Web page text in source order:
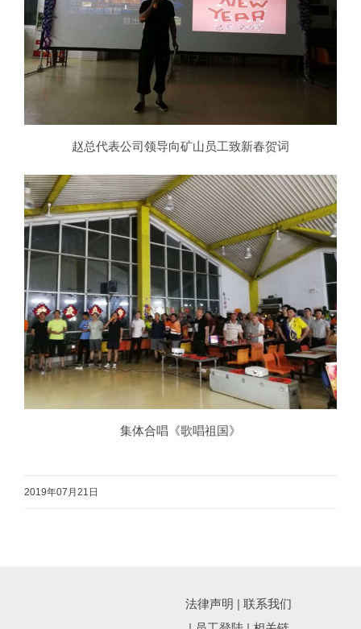
赵总代表公司领导向矿山员工致新春贺词
集体合唱《歌唱祖国》
2019年07月21日
法律声明 |联系我们